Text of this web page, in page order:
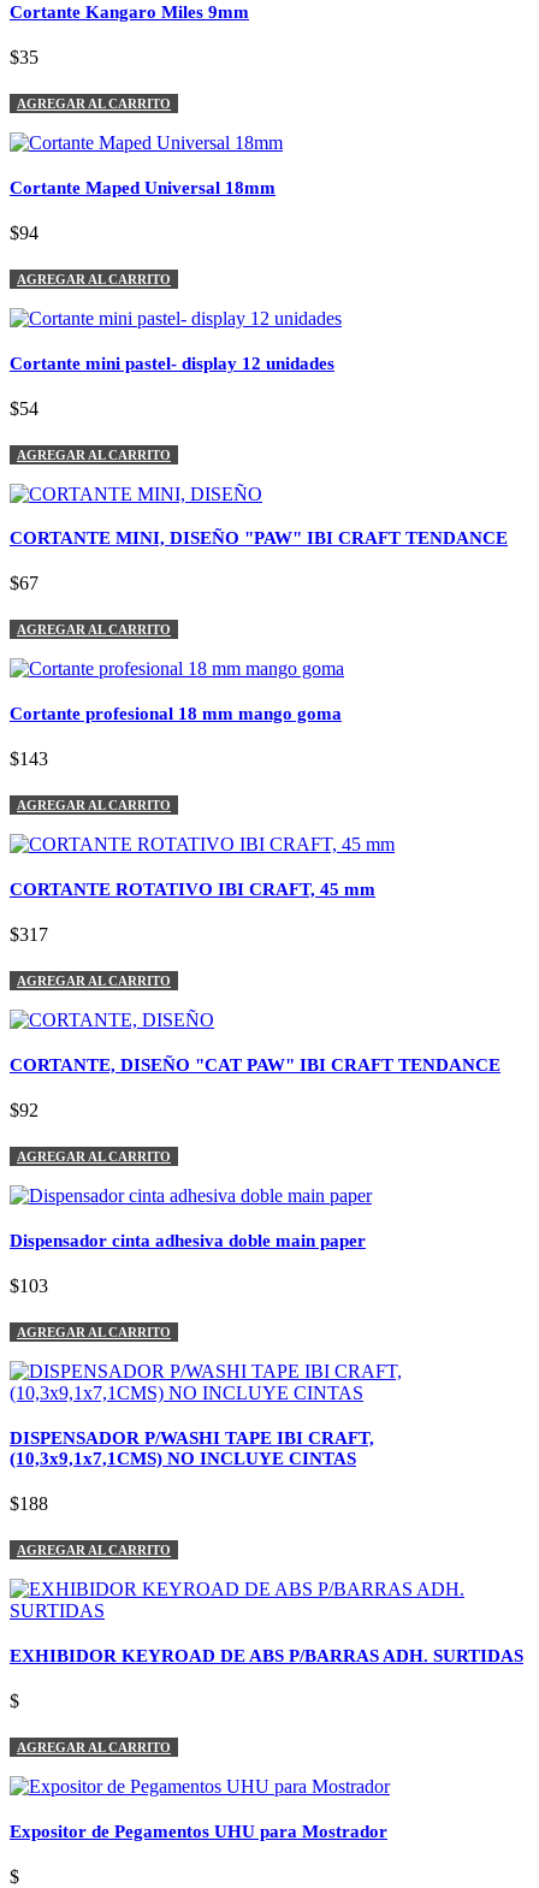
Cortante Kangaro Miles 9mm
$35
AGREGAR AL CARRITO
Cortante Maped Universal 18mm
$94
AGREGAR AL CARRITO
Cortante mini pastel- display 12 unidades
$54
AGREGAR AL CARRITO
CORTANTE MINI, DISEÑO "PAW" IBI CRAFT TENDANCE
$67
AGREGAR AL CARRITO
Cortante profesional 18 mm mango goma
$143
AGREGAR AL CARRITO
CORTANTE ROTATIVO IBI CRAFT, 45 mm
$317
AGREGAR AL CARRITO
CORTANTE, DISEÑO "CAT PAW" IBI CRAFT TENDANCE
$92
AGREGAR AL CARRITO
Dispensador cinta adhesiva doble main paper
$103
AGREGAR AL CARRITO
DISPENSADOR P/WASHI TAPE IBI CRAFT,
(10,3x9,1x7,1CMS) NO INCLUYE CINTAS
$188
AGREGAR AL CARRITO
EXHIBIDOR KEYROAD DE ABS P/BARRAS ADH. SURTIDAS
$
AGREGAR AL CARRITO
Expositor de Pegamentos UHU para Mostrador
$